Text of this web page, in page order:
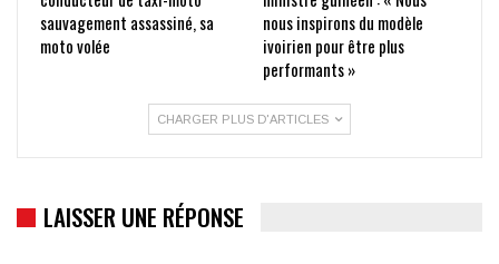
sauvagement assassiné, sa
moto volée
nous inspirons du modèle
ivoirien pour être plus
performants »
CHARGER PLUS D'ARTICLES
LAISSER UNE RÉPONSE